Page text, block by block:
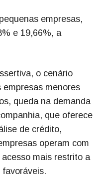
empresas,
e 19,66%, a
o cenário
empresas menores
queda na demanda
que oferece
de crédito,
operam com
mais restrito a